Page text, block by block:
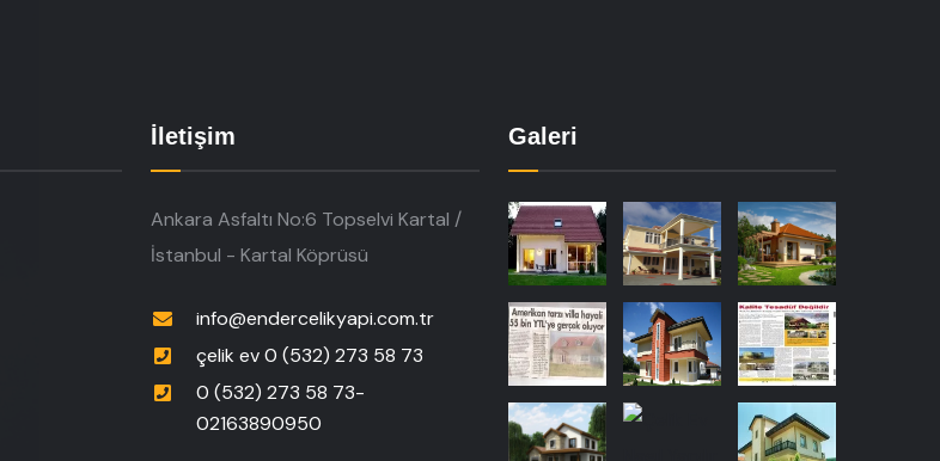
İletişim
Ankara Asfaltı No:6 Topselvi Kartal /
İstanbul - Kartal Köprüsü
info@endercelikyapi.com.tr
çelik ev 0 (532) 273 58 73
0 (532) 273 58 73-
02163890950
Galeri